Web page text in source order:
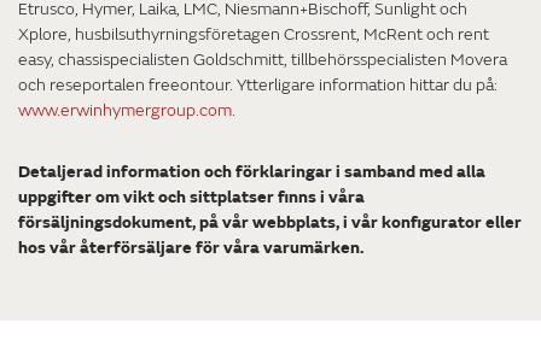
Etrusco, Hymer, Laika, LMC, Niesmann+Bischoff, Sunlight och
Xplore, husbilsuthyrningsföretagen Crossrent, McRent och rent
easy, chassispecialisten Goldschmitt, tillbehörsspecialisten Movera
och reseportalen freeontour. Ytterligare information hittar du på:
www.erwinhymergroup.com.
Detaljerad information och förklaringar i samband med alla
uppgifter om vikt och sittplatser finns i våra
försäljningsdokument, på vår webbplats, i vår konfigurator eller
hos vår återförsäljare för våra varumärken.